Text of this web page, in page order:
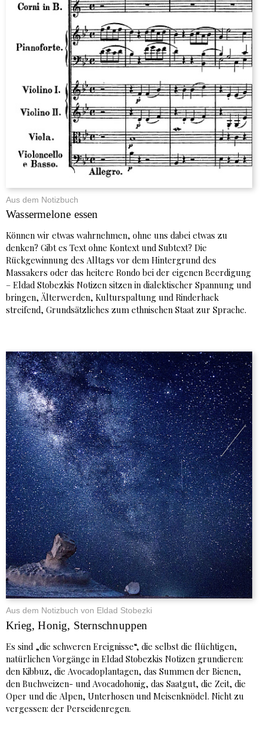
Aus dem Notizbuch
Wassermelone essen
Können wir etwas wahrnehmen, ohne uns dabei etwas zu
denken? Gibt es Text ohne Kontext und Subtext? Die
Rückgewinnung des Alltags vor dem Hintergrund des
Massakers oder das heitere Rondo bei der eigenen Beerdigung
– Eldad Stobezkis Notizen sitzen in dialektischer Spannung und
bringen, Älterwerden, Kulturspaltung und Rinderhack
streifend, Grundsätzliches zum ethnischen Staat zur Sprache.
Aus dem Notizbuch von Eldad Stobezki
Krieg, Honig, Sternschnuppen
Es sind „die schweren Ereignisse“, die selbst die flüchtigen,
natürlichen Vorgänge in Eldad Stobezkis Notizen grundieren:
den Kibbuz, die Avocadoplantagen, das Summen der Bienen,
den Buchweizen- und Avocadohonig, das Saatgut, die Zeit, die
Oper und die Alpen, Unterhosen und Meisenknödel. Nicht zu
vergessen: der Perseidenregen.